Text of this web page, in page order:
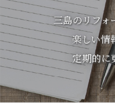
三島のリフォ
楽しい情
定期的に